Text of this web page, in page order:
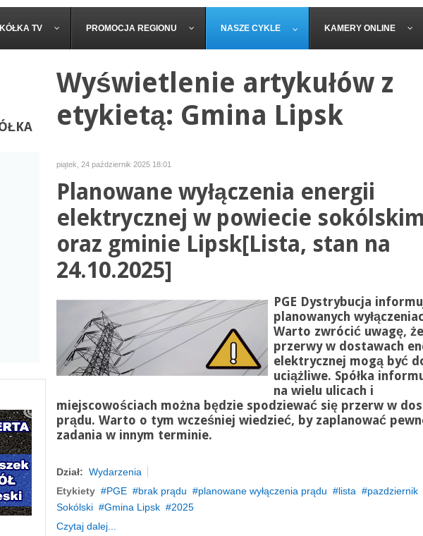
TV PROMOCJA REGIONU NASZE CYKLE KAMERY ONLINE
Wyświetlenie artykułów z
etykietą: Gmina Lipsk
piątek, 24 październik 2025 18:01
Planowane wyłączenia energii
elektrycznej w powiecie sokólskim
oraz gminie Lipsk[Lista, stan na
24.10.2025]
PGE Dystrybucja
planowanych
Warto zwrócić uwagę, że
przerwy w dostawach
elektrycznej mogą być
uciążliwe. Spółka
na wielu ulicach i
miejscowościach można będzie spodziewać się przerw w
prądu. Warto o tym wcześniej wiedzieć, by zaplanować
zadania w innym terminie.
Dział: Wydarzenia
Etykiety
PGE brak prądu planowane wyłączenia prądu lista pazdziernik
Sokólski
Gmina Lipsk
2025
Czytaj dalej...